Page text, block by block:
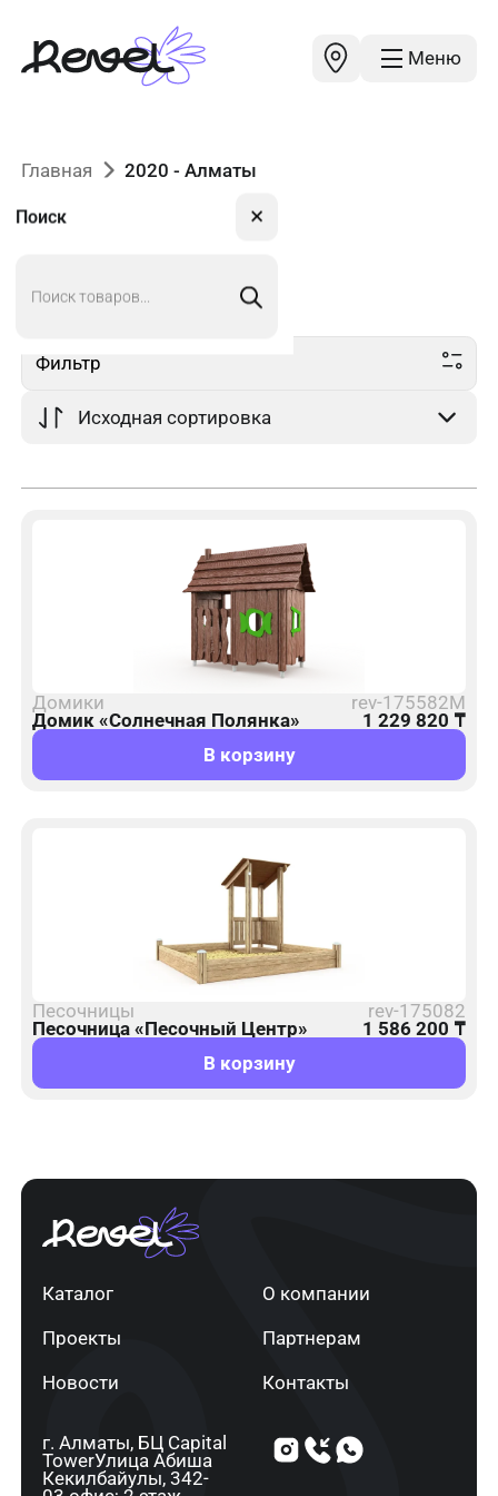
Меню
Поиск ✕
Главная 2020 - Алматы
2020в Алматы
Фильтр
Домики
rev-175582М
Домик «Солнечная Полянка»
1 229 820 ₸
В корзину
Песочницы
rev-175082
Песочница «Песочный Центр»
1 586 200 ₸
В корзину
Каталог
О компании
Проекты
Партнерам
Новости
Контакты
г. Алматы, ​БЦ Capital
Tower​Улица Абиша
Кекилбайулы, 34​2-